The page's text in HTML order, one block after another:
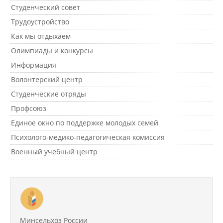
Международное сотрудничество
Организация питания в
образовательной организации
Абитуриенту
Университет
Об университете
Ректорат
Студенческий совет
Трудоустройство
Как мы отдыхаем
Олимпиады и конкурсы
Информация
Волонтерский центр
Студенческие отряды
Профсоюз
Единое окно по поддержке молодых семей
Психолого-медико-педагогическая комиссия
Военный учебный центр
Минсельхоз России